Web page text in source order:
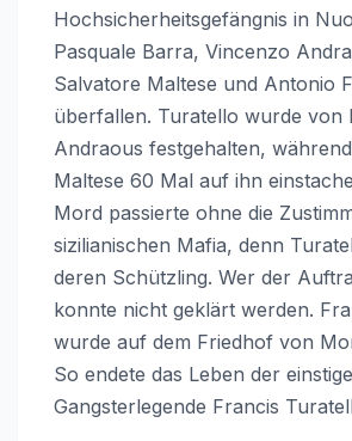
Hochsicherheitsgefängnis in
Pasquale Barra, Vincenzo
Salvatore Maltese und Antonio
überfallen. Turatello wurde von
Andraous festgehalten,
Maltese 60 Mal auf ihn
Mord passierte ohne die
sizilianischen Mafia, denn
deren Schützling. Wer der
konnte nicht geklärt werden.
wurde auf dem Friedhof von
So endete das Leben der
Gangsterlegende Francis